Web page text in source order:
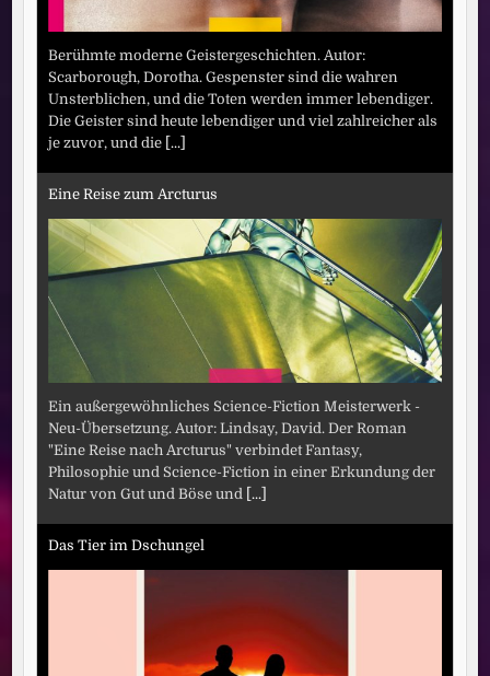
Berühmte moderne Geistergeschichten. Autor:
Scarborough, Dorotha. Gespenster sind die wahren
Unsterblichen, und die Toten werden immer lebendiger.
Die Geister sind heute lebendiger und viel zahlreicher als
je zuvor, und die [...]
Eine Reise zum Arcturus
Ein außergewöhnliches Science-Fiction Meisterwerk -
Neu-Übersetzung. Autor: Lindsay, David. Der Roman
"Eine Reise nach Arcturus" verbindet Fantasy,
Philosophie und Science-Fiction in einer Erkundung der
Natur von Gut und Böse und [...]
Das Tier im Dschungel